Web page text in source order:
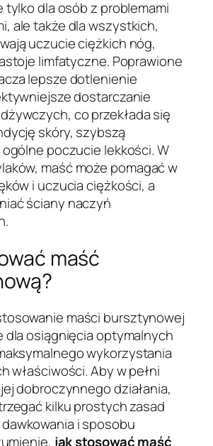
dla osób z problemami
ale także dla wszystkich,
uczucie ciężkich nóg,
limfatyczne. Poprawione
lepsze dotlenienie
dostarczanie
co przekłada się
skóry, szybszą
poczucie lekkości. W
maść może pomagać w
i uczucia ciężkości, a
ściany naczyń
maść
maści bursztynowej
dla osiągnięcia optymalnych
wykorzystania
właściwości. Aby w pełni
dobroczynnego działania,
kilku prostych zasad
i sposobu
jak stosować maść